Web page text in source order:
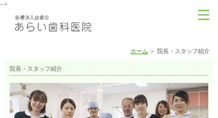
--->
ホーム 院長・スタッフ紹介
院長・スタッフ紹介